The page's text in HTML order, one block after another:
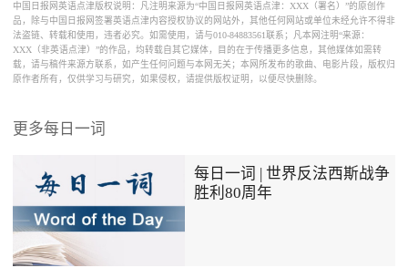
中国日报网英语点津版权说明：凡注明来源为“中国日报网英语点津：XXX（署名）”的原创作
品，除与中国日报网签署英语点津内容授权协议的网站外，其他任何网站或单位未经允许不得非
法盗链、转载和使用，违者必究。如需使用，请与010-84883561联系；凡本网注明“来源：
XXX（非英语点津）”的作品，均转载自其它媒体，目的在于传播更多信息，其他媒体如需转
载，请与稿件来源方联系，如产生任何问题与本网无关；本网所发布的歌曲、电影片段，版权归
原作者所有，仅供学习与研究，如果侵权，请提供版权证明，以便尽快删除。
更多每日一词
每日一词 | 世界反法西斯战争
胜利80周年